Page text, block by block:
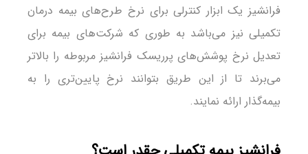
فرانشیز یک ابزار کنترلی برای نرخ طرح‌های بیمه درمان
تکمیلی نیز می‌باشد به طوری که شرکت‌های بیمه برای
تعدیل نرخ پوشش‌های پرریسک فرانشیز مربوطه را بالاتر
می‌برند تا از این طریق بتوانند نرخ پایین‌تری را به
بیمه‌گذار ارائه نمایند.